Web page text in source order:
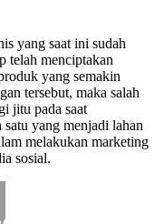
yang saat ini sudah
telah menciptakan
yang semakin
tersebut, maka salah
jitu pada saat
yang menjadi lahan
melakukan marketing
sosial.